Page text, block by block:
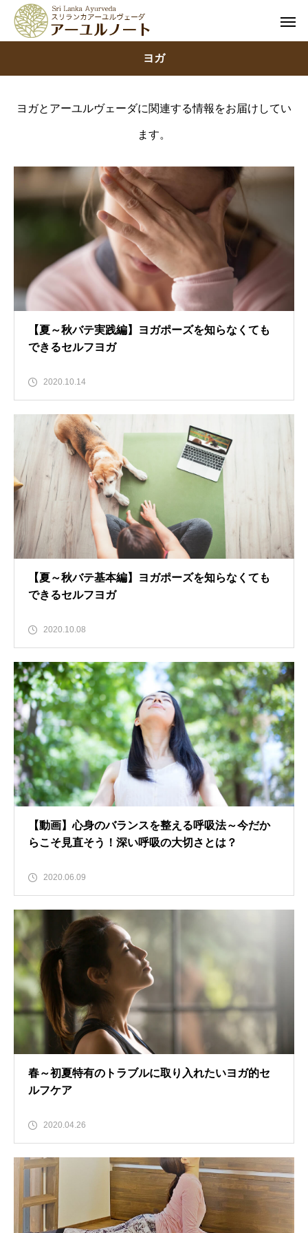
ヨガ
ヨガとアーユルヴェーダに関連する情報をお届けしてい
ます。
【夏～秋バテ実践編】ヨガポーズを知らなくても
できるセルフヨガ
2020.10.14
【夏～秋バテ基本編】ヨガポーズを知らなくても
できるセルフヨガ
2020.10.08
【動画】心身のバランスを整える呼吸法～今だか
らこそ見直そう！深い呼吸の大切さとは？
2020.06.09
春～初夏特有のトラブルに取り入れたいヨガ的セ
ルフケア
2020.04.26